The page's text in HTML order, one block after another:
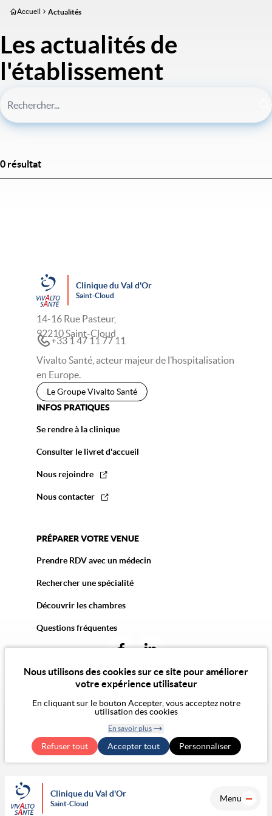
Nous utilisons des cookies sur ce site pour améliorer
votre expérience utilisateur
En cliquant sur le bouton Accepter, vous acceptez notre
utilisation des cookies
En savoir plus
Refuser tout Accepter tout
Retirer le
consentementPersonnaliser
Aller
contenu
principal
Clinique du Val d'Or
Saint-Cloud
Menu
Accueil Actualités
Les actualités de
l'établissement
0 résultat
Clinique du Val d'Or
Saint-Cloud
14-16 Rue Pasteur,
92210 Saint-Cloud
+33 1 47 11 77 11
Vivalto Santé, acteur majeur de l’hospitalisation
en Europe.
Le Groupe Vivalto Santé
INFOS PRATIQUES
Se rendre à la clinique
Consulter le livret d'accueil
Nous rejoindre
Nous contacter
PRÉPARER VOTRE VENUE
Prendre RDV avec un médecin
Rechercher une spécialité
Découvrir les chambres
Questions fréquentes
© 2026 Vivalto Santé
Notre vision de l'éthiqueExercer mes droits RGPD
Accessibilité Numérique : non conforme